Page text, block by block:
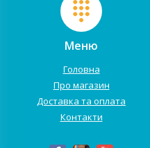
Меню
Головна
Про магазин
Доставка та оплата
Контакти